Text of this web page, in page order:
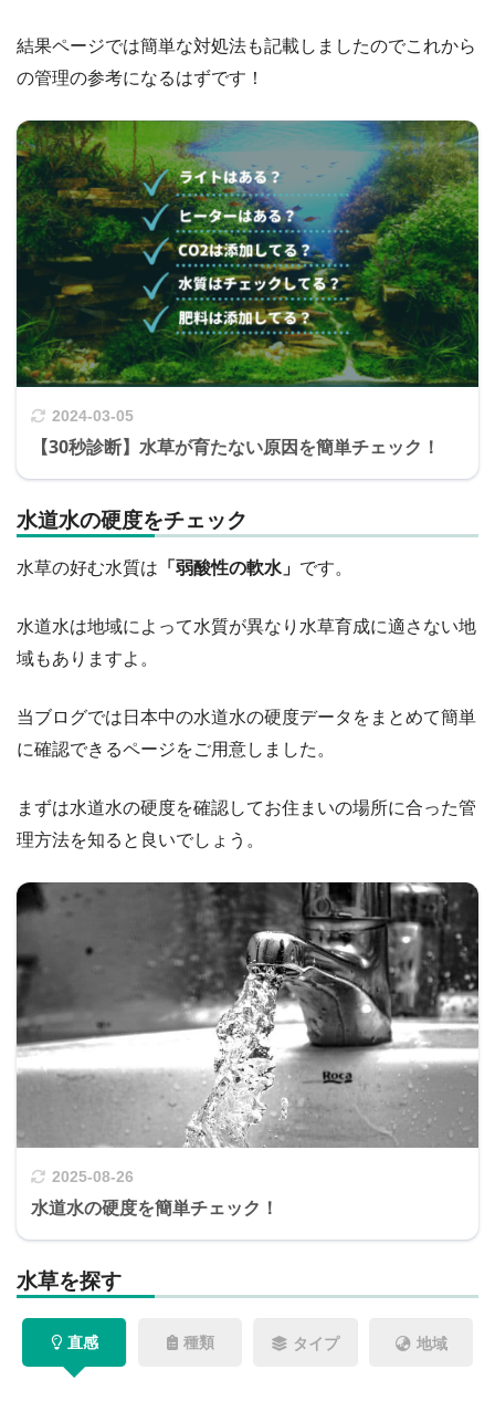
結果ページでは簡単な対処法も記載しましたのでこれから
の管理の参考になるはずです！
2024-03-05
【30秒診断】水草が育たない原因を簡単チェック！
水道水の硬度をチェック
水草の好む水質は 「弱酸性の軟水」 です。
水道水は地域によって水質が異なり水草育成に適さない地
域もありますよ。
当ブログでは日本中の水道水の硬度データをまとめて簡単
に確認できるページをご用意しました。
まずは水道水の硬度を確認してお住まいの場所に合った管
理方法を知ると良いでしょう。
2025-08-26
水道水の硬度を簡単チェック！
水草を探す
直感 種類 タイプ 地域